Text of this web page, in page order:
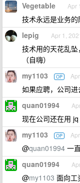
Vegetable Apr
技术永远是业务的
lepig Apr 1,
技术用的天花乱坠
（自嗨）
my1103 OP
如果应聘，公司进
quan01994
现在公司还在用 jq
my1103 OP
@quan01994 一
quan01994
@my1103 面向工